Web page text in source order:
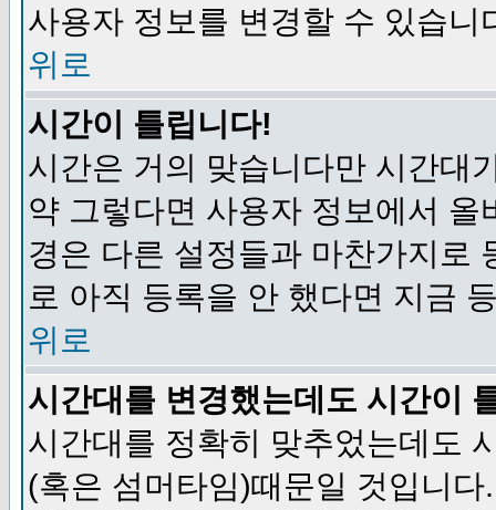
사용자 정보를 변경할 수 있습니
위로
시간이 틀립니다!
시간은 거의 맞습니다만 시간대
약 그렇다면 사용자 정보에서
경은 다른 설정들과 마찬가지로
로 아직 등록을 안 했다면 지금
위로
시간대를 변경했는데도 시간이
시간대를 정확히 맞추었는데도
(혹은 섬머타임)때문일 것입니